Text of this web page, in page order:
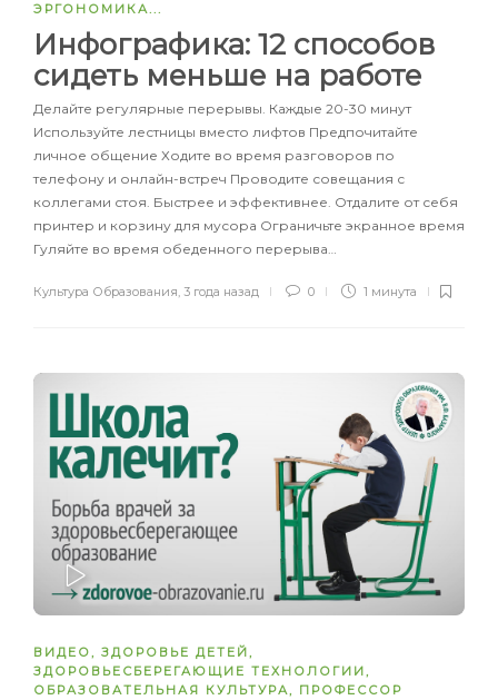
ЭРГОНОМИКА...
Инфографика: 12 способов
сидеть меньше на работе
Делайте регулярные перерывы. Каждые 20-30 минут
Используйте лестницы вместо лифтов Предпочитайте
личное общение Ходите во время разговоров по
телефону и онлайн-встреч Проводите совещания с
коллегами стоя. Быстрее и эффективнее. Отдалите от себя
принтер и корзину для мусора Ограничьте экранное время
Гуляйте во время обеденного перерыва…
Культура Образования, 3 года назад 0 1 минута
ВИДЕО, ЗДОРОВЬЕ ДЕТЕЙ,
ЗДОРОВЬЕСБЕРЕГАЮЩИЕ ТЕХНОЛОГИИ,
ОБРАЗОВАТЕЛЬНАЯ КУЛЬТУРА, ПРОФЕССОР